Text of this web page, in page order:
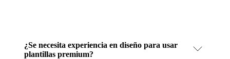
¿Se necesita experiencia en diseño para usar
plantillas premium?